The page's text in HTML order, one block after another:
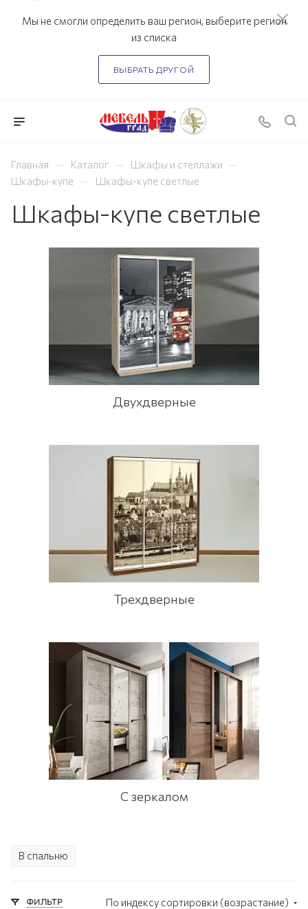
Мы не смогли определить ваш регион, выберите регион
из списка
ВЫБРАТЬ ДРУГОЙ
Главная — Каталог — Шкафы и стеллажи —
Шкафы-купе — Шкафы-купе светлые
Шкафы-купе светлые
Двухдверные
Трехдверные
С зеркалом
В спальню
ФИЛЬТР По индексу сортировки (возрастание)